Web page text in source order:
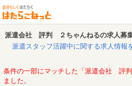
派遣会社 評判 ２ちゃんねるの求人募
派遣スタッフ活躍中に関する求人情報
条件の一部にマッチした「派遣会社 評
ました。